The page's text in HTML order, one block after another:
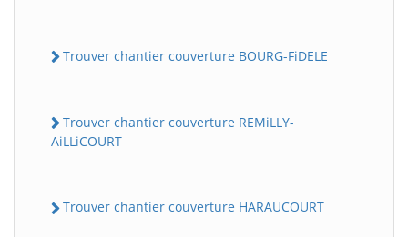
Trouver chantier couverture BOURG-FiDELE
Trouver chantier couverture REMiLLY-
AiLLiCOURT
Trouver chantier couverture HARAUCOURT